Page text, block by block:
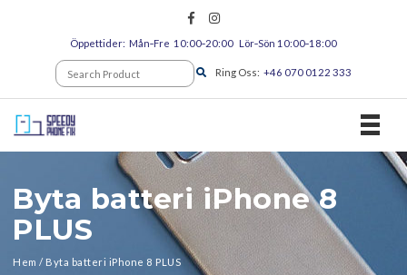
Öppettider: Mån‑Fre 10:00‑20:00 Lör‑Sön 10:00‑18:00
Ring Oss: +46 070 0122 333
Byta batteri iPhone 8
PLUS
Hem / Byta batteri iPhone 8 PLUS